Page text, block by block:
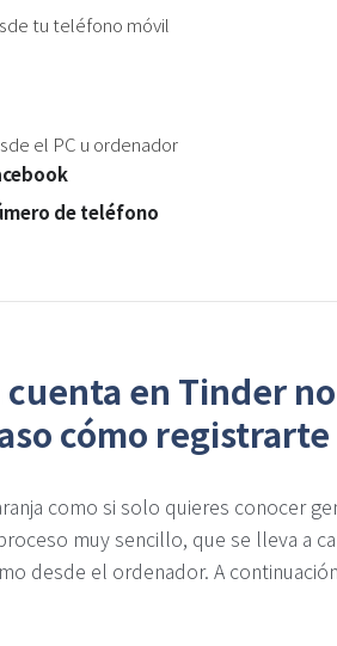
tu teléfono móvil
el PC u ordenador
de teléfono
en Tinder
cómo registrarte
como si solo quieres conocer
muy sencillo, que se lleva a
desde el ordenador. A